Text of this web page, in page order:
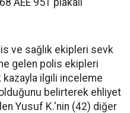
ve sağlık ekipleri sevk
gelen polis ekipleri
ilgili inceleme
belirterek ehliyet
Yusuf K.'nin (42) diğer